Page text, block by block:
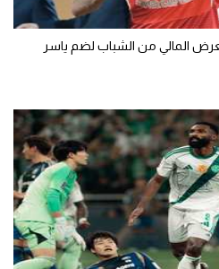
المالي من الشباب لضم ياسر